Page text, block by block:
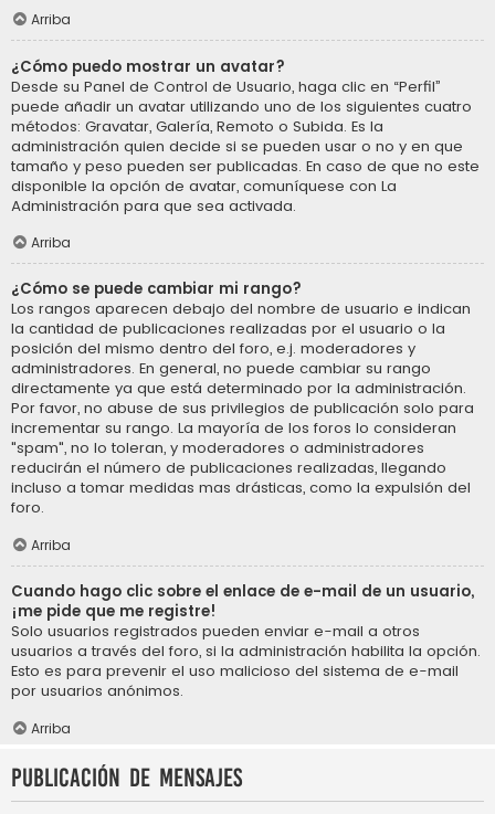
Arriba
¿Cómo puedo mostrar un avatar?
Desde su Panel de Control de Usuario, haga clic en “Perfil”
puede añadir un avatar utilizando uno de los siguientes cuatro
métodos: Gravatar, Galería, Remoto o Subida. Es la
administración quien decide si se pueden usar o no y en que
tamaño y peso pueden ser publicadas. En caso de que no este
disponible la opción de avatar, comuníquese con La
Administración para que sea activada.
Arriba
¿Cómo se puede cambiar mi rango?
Los rangos aparecen debajo del nombre de usuario e indican
la cantidad de publicaciones realizadas por el usuario o la
posición del mismo dentro del foro, e.j. moderadores y
administradores. En general, no puede cambiar su rango
directamente ya que está determinado por la administración.
Por favor, no abuse de sus privilegios de publicación solo para
incrementar su rango. La mayoría de los foros lo consideran
"spam", no lo toleran, y moderadores o administradores
reducirán el número de publicaciones realizadas, llegando
incluso a tomar medidas mas drásticas, como la expulsión del
foro.
Arriba
Cuando hago clic sobre el enlace de e-mail de un usuario,
¡me pide que me registre!
Solo usuarios registrados pueden enviar e-mail a otros
usuarios a través del foro, si la administración habilita la opción.
Esto es para prevenir el uso malicioso del sistema de e-mail
por usuarios anónimos.
Arriba
Publicación de mensajes